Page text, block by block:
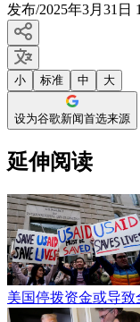
发布/2025年3月31日
小 标准 中 大
设为谷歌新闻首选来源
延伸阅读
美国停拨资金或导